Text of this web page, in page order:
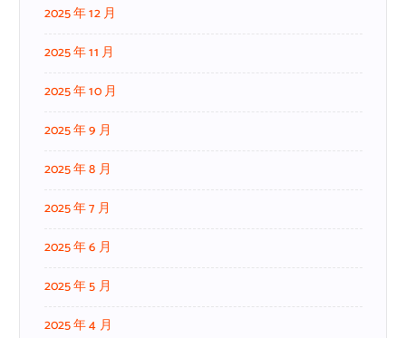
2025 年 12 月
2025 年 11 月
2025 年 10 月
2025 年 9 月
2025 年 8 月
2025 年 7 月
2025 年 6 月
2025 年 5 月
2025 年 4 月